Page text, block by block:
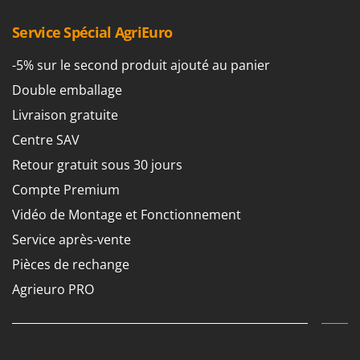
Pulvérisateurs portés
R
Rafraîchisseurs d'air par évaporation
Rampes de chargement en aluminium
Râpes à fromage électriques
Râteaux pour tracteur
Remplisseuses
Robots nettoyeurs de piscine
Robots Tondeuses
Rogneuses de souches
Rouleaux pour tracteur
GVS
GYS
H
Hailo
Helvi
HiKOKI
Honda
I
Idromatic
Infaco
Service Spécial AgriEuro
-5% sur le second produit ajouté au panier
Double emballage
Livraison gratuite
Centre SAV
Retour gratuit sous 30 jours
Compte Premium
Vidéo de Montage et Fonctionnement
Service après-vente
Pièces de rechange
Agrieuro PRO